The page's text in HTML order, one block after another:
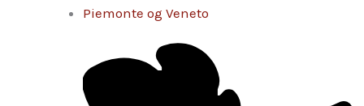
Piemonte og Veneto